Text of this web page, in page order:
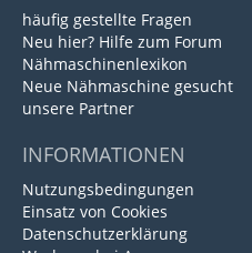
häufig gestellte Fragen
Neu hier? Hilfe zum Forum
Nähmaschinenlexikon
Neue Nähmaschine gesucht
unsere Partner
INFORMATIONEN
Nutzungsbedingungen
Einsatz von Cookies
Datenschutzerklärung